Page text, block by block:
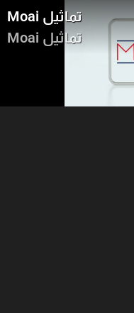
Moai تماثيل
Moai تماثيل